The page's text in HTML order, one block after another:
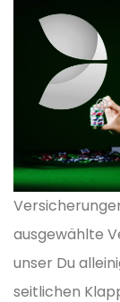
ausgewählte
unser Du
seitlichen